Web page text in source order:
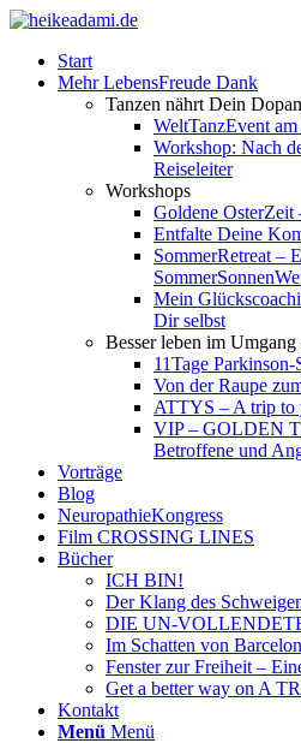
Start
Mehr LebensFreude Dank
Tanzen nährt Dein
WeltTanzEvent
Workshop: Nach
Reiseleiter
Workshops
Goldene OsterZeit
Entfalte Deine
SommerRetreat –
Mein
Dir selbst
Besser leben im
11Tage
Von der Raupe
ATTYS – A trip to
VIP – GOLDEN
Betroffene und
Vorträge
Blog
NeuropathieKongress
Film CROSSING LINES
Bücher
ICH BIN!
Der Klang des
DIE UN-
Im Schatten von
Fenster zur Freiheit –
Get a better way on A
Kontakt
Menü Menü